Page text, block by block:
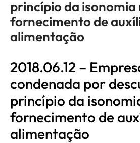
princípio da isonomia
fornecimento de
alimentação
2018.06.12 –
condenada por
princípio da
fornecimento de
alimentação